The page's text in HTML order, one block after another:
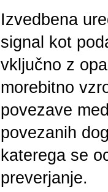
Izvedbena
signal kot
vključno z
morebitno
povezave
povezanih
katerega se
preverjanje.